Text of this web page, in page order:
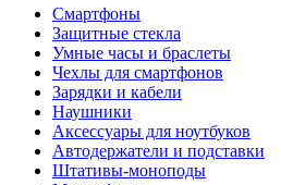
Смартфоны
Защитные стекла
Умные часы и браслеты
Чехлы для смартфонов
Зарядки и кабели
Наушники
Аксессуары для ноутбуков
Автодержатели и подставки
Штативы-моноподы